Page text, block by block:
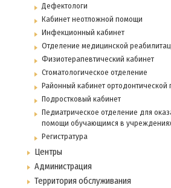
Дефектологи
Кабинет неотложной помощи
Инфекционный кабинет
Отделение медицинской
Физиотерапевтический кабинет
Стоматологическое отделение
Районный кабинет ортодонтической
Подростковый кабинет
Педиатрическое отделение для
помощи обучающимся в
Регистратура
Центры
Администрация
Территория обслуживания